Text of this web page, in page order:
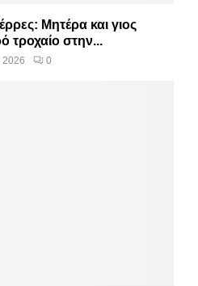
Μητέρα και γιος
τροχαίο στην...
2026 0